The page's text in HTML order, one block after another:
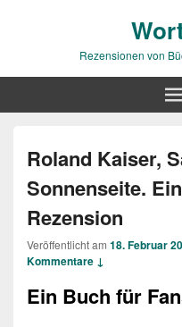
Rezensionen von
Roland Kaiser,
Sonnenseite.
Rezension
Veröffentlicht am 18. Februar
Kommentare ↓
Ein Buch für